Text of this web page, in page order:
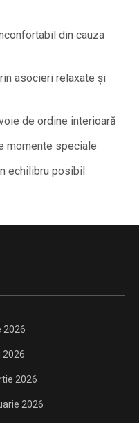
din cauza
asocieri relaxate și
de ordine interioară
momente speciale
echilibru posibil
2026
2026
2026
2026